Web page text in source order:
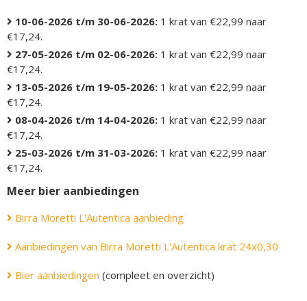
10-06-2026 t/m 30-06-2026: 1 krat van €22,99 naar
€17,24.
27-05-2026 t/m 02-06-2026: 1 krat van €22,99 naar
€17,24.
13-05-2026 t/m 19-05-2026: 1 krat van €22,99 naar
€17,24.
08-04-2026 t/m 14-04-2026: 1 krat van €22,99 naar
€17,24.
25-03-2026 t/m 31-03-2026: 1 krat van €22,99 naar
€17,24.
Meer bier aanbiedingen
Birra Moretti L'Autentica aanbieding
Aanbiedingen van Birra Moretti L'Autentica krat 24x0,30
Bier aanbiedingen (compleet en overzicht)